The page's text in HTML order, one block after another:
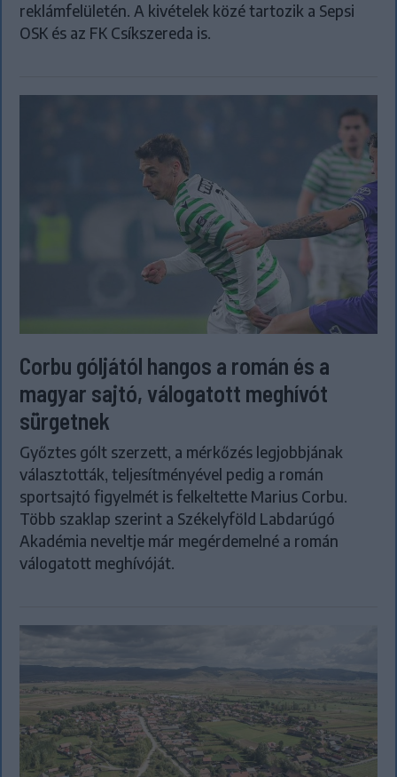
reklámfelületén. A kivételek közé tartozik a Sepsi
OSK és az FK Csíkszereda is.
Corbu góljától hangos a román és a
magyar sajtó, válogatott meghívót
sürgetnek
Győztes gólt szerzett, a mérkőzés legjobbjának
választották, teljesítményével pedig a román
sportsajtó figyelmét is felkeltette Marius Corbu.
Több szaklap szerint a Székelyföld Labdarúgó
Akadémia neveltje már megérdemelné a román
válogatott meghívóját.